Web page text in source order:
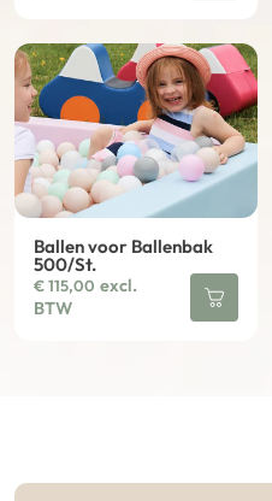
Ballen voor Ballenbak
500/St.
€115,00 excl.
BTW